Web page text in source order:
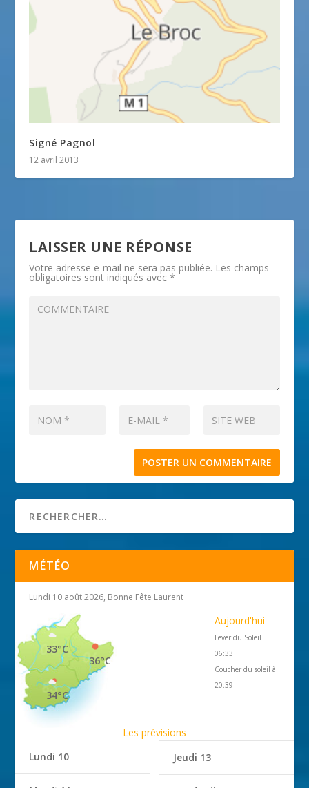
Signé Pagnol
12 avril 2013
LAISSER UNE RÉPONSE
Votre adresse e-mail ne sera pas publiée. Les champs
obligatoires sont indiqués avec*
MÉTÉO
Lundi 10 août 2026, Bonne Fête Laurent
36°C
33°C
34°C
Aujourd'hui
Lever du Soleil
06:33
Coucher du soleil à
20:39
Les prévisions
Lundi 10
Jeudi 13